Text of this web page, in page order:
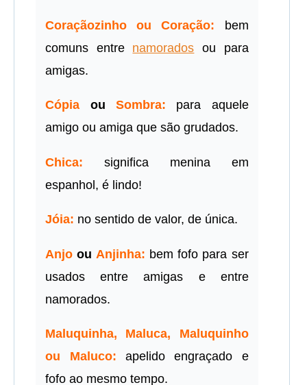
Coraçãozinho ou Coração: bem
comuns entre namorados ou para
amigas.
Cópia ou Sombra: para aquele
amigo ou amiga que são grudados.
Chica:
significa menina em
espanhol, é lindo!
Jóia: no sentido de valor, de única.
Anjo ou Anjinha: bem fofo para ser
usados entre amigas e entre
namorados.
Maluquinha, Maluca, Maluquinho
ou Maluco: apelido engraçado e
fofo ao mesmo tempo.